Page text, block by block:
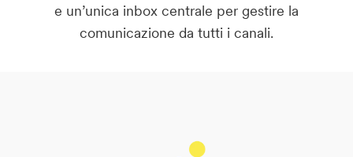
e un’unica inbox centrale per gestire la
comunicazione da tutti i canali.